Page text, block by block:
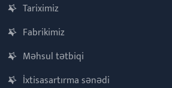
Tariximiz
Fabrikimiz
Məhsul tətbiqi
İxtisasartırma sənədi